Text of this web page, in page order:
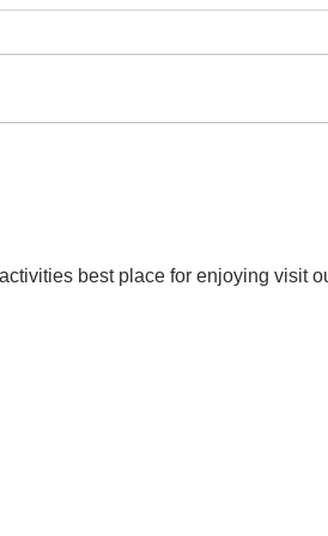
best place for enjoying visit